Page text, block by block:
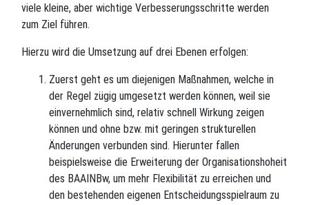
viele kleine, aber wichtige Verbesserungsschritte werden
zum Ziel führen.
Hierzu wird die Umsetzung auf drei Ebenen erfolgen:
Zuerst geht es um diejenigen Maßnahmen, welche in
der Regel zügig umgesetzt werden können, weil sie
einvernehmlich sind, relativ schnell Wirkung zeigen
können und ohne bzw. mit geringen strukturellen
Änderungen verbunden sind. Hierunter fallen
beispielsweise die Erweiterung der Organisationshoheit
des BAAINBw, um mehr Flexibilität zu erreichen und
den bestehenden eigenen Entscheidungsspielraum zu